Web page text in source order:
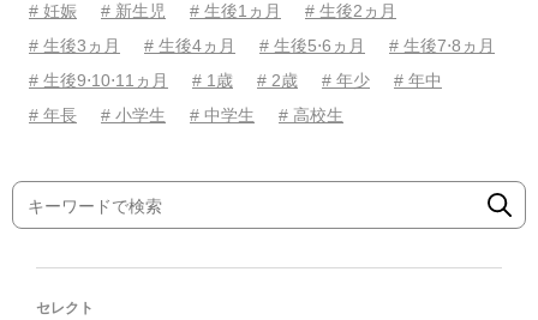
# 妊娠 # 新生児 # 生後1ヵ月
# 生後2ヵ月
# 生後3ヵ月
# 生後4ヵ月 # 生後5⋅6ヵ月
# 生後7⋅8ヵ月
# 生後9⋅10⋅11ヵ月
# 1歳 # 2歳 # 年少
# 年中
# 年長
# 小学生 # 中学生 # 高校生
セレクト